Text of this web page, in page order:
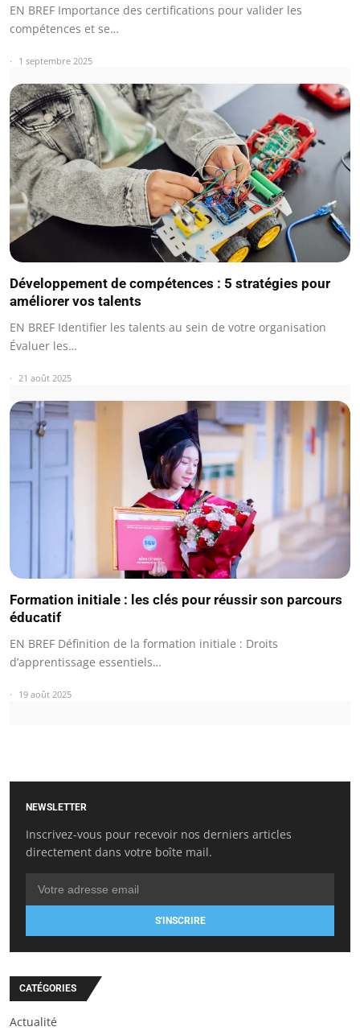
EN BREF Importance des certifications pour valider les
compétences et se…
1 septembre 2025
Développement de compétences : 5 stratégies pour
améliorer vos talents
EN BREF Identifier les talents au sein de votre organisation
Évaluer les…
21 août 2025
Formation initiale : les clés pour réussir son parcours
éducatif
EN BREF Définition de la formation initiale : Droits
d’apprentissage essentiels…
19 août 2025
NEWSLETTER
Inscrivez-vous pour recevoir nos derniers articles
directement dans votre boîte mail.
S'INSCRIRE
CATÉGORIES
Actualité